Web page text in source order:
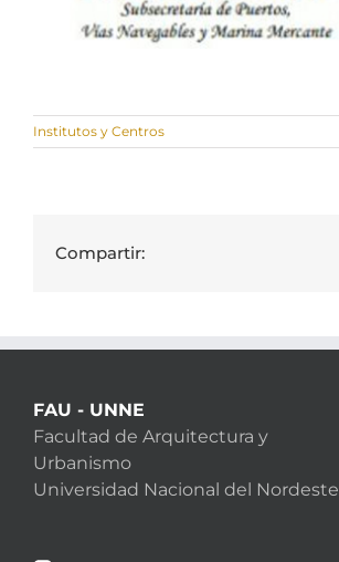
Institutos y Centros
Compartir:
FAU - UNNE
Facultad de Arquitectura y
Urbanismo
Universidad Nacional del Nordeste